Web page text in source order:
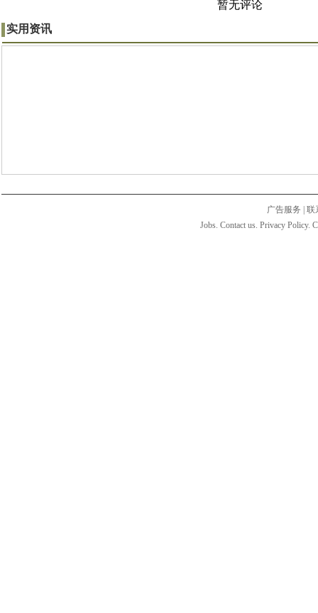
暂无评论
实用资讯
广告服务
联
Jobs. Contact us. Privacy Policy.